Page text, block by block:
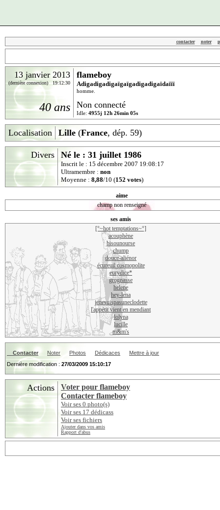
contacter noter
13 janvier 2013
(dernière connexion) 19:12:30
flameboy
Adigadigadigaïgaïgadigadigaïdaïïï
homme.
Non connecté
Idle: 4955j 12h 26min 05s
40 ans
Localisation Lille (France, dép. 59)
Divers Né le : 31 juillet 1986
Inscrit le : 15 décembre 2007 19:08:17
Ultramembre : non
Moyenne : 8,88/10 (152 votes)
aime
champ non renseigné
ses amis
[°~hot temptations~°]
acouphène
bisounourse
chump
douce-aliénor
écureuil cosmopolite
eurydice*
grognasse
helene
hey-lena
jenesuispasuneclodette
l'appétit vient en mendiant
lolyna
lucille
m&m's
Contacter Noter Photos Dédicaces
Mettre à jour
Dernière modification : 27/03/2009 15:10:17
Actions
Voter pour flameboy
Contacter flameboy
Voir ses 0 photo(s)
Voir ses 17 dédicass
Voir ses fichiers
Ajouter dans vos amis
Rapport d'abus